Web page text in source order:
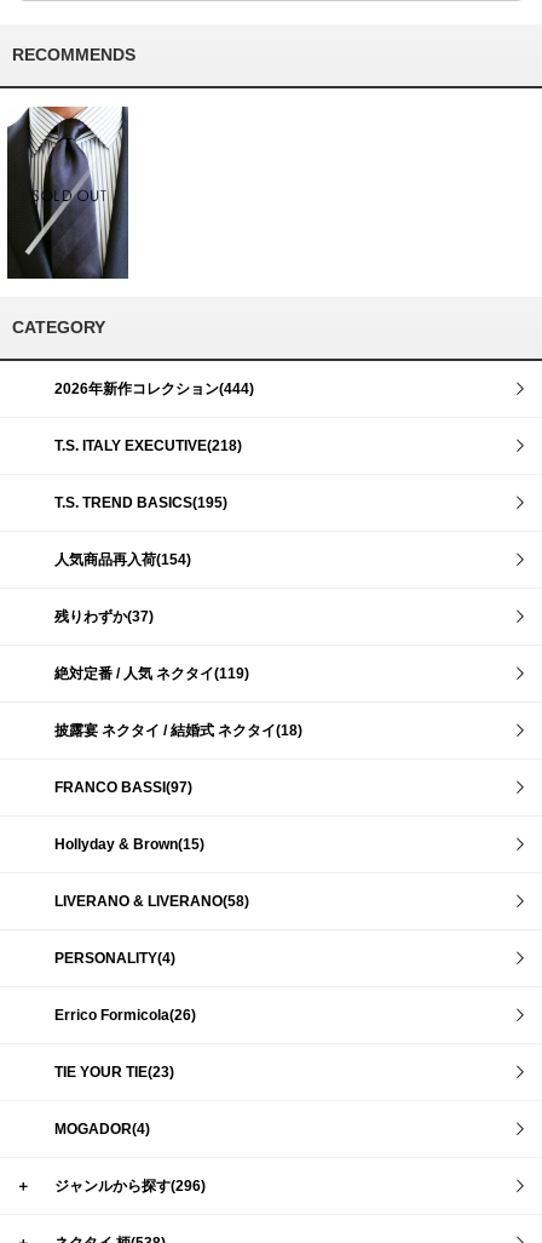
RECOMMENDS
CATEGORY
2026年新作コレクション(444)
T.S. ITALY EXECUTIVE(218)
T.S. TREND BASICS(195)
人気商品再入荷(154)
残りわずか(37)
絶対定番 / 人気 ネクタイ(119)
披露宴 ネクタイ / 結婚式 ネクタイ(18)
FRANCO BASSI(97)
Hollyday & Brown(15)
LIVERANO & LIVERANO(58)
PERSONALITY(4)
Errico Formicola(26)
TIE YOUR TIE(23)
MOGADOR(4)
＋ ジャンルから探す(296)